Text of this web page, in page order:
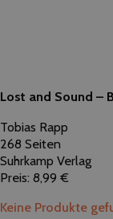
Lost and Sound –
Tobias Rapp
268 Seiten
Suhrkamp Verlag
Preis: 8,99 €
Keine Produkte